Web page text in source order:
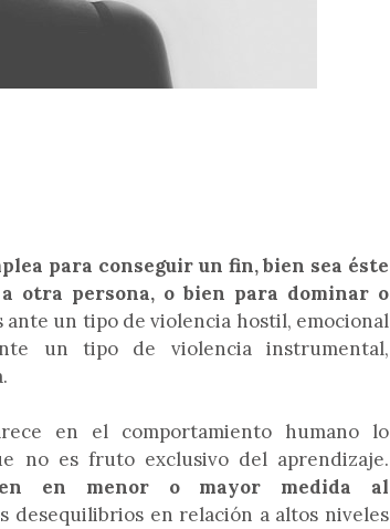
para conseguir un fin, bien sea éste
otra persona, o bien para dominar o
ante un tipo de violencia hostil, emocional
un tipo de violencia instrumental,
en el comportamiento humano lo
no es fruto exclusivo del aprendizaje.
en menor o mayor medida al
desequilibrios en relación a altos niveles